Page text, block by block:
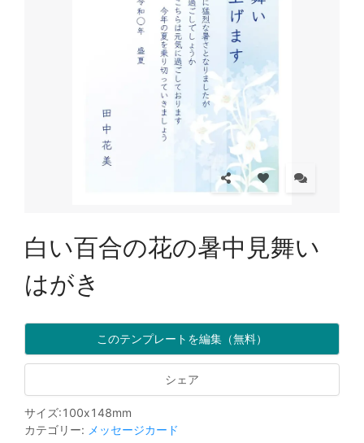
白い百合の花の暑中見舞い
はがき
このテンプレートを編集（無料）
シェア
サイズ:100x148mm
カテゴリー: メッセージカード